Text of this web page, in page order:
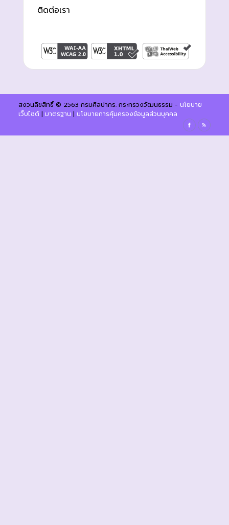
ติดต่อเรา
สงวนลิขสิทธิ์ © 2563 กรมศิลปากร. กระทรวงวัฒนธรรม - นโยบาย
เว็บไซต์| มาตรฐาน | นโยบายการคุ้มครองข้อมูลส่วนบุคคล